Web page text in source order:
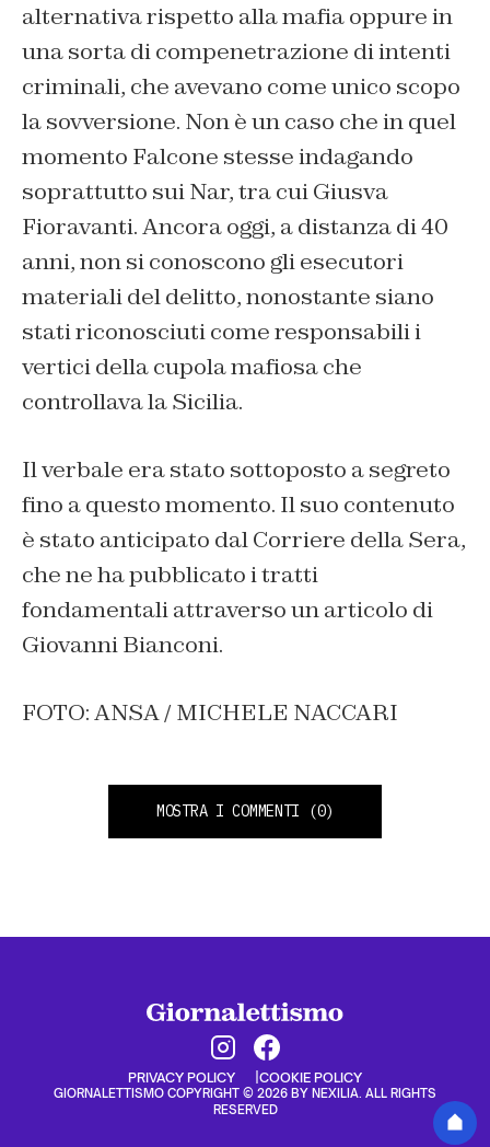
alternativa rispetto alla mafia oppure in
una sorta di compenetrazione di intenti
criminali, che avevano come unico scopo
la sovversione. Non è un caso che in quel
momento Falcone stesse indagando
soprattutto sui Nar, tra cui Giusva
Fioravanti. Ancora oggi, a distanza di 40
anni, non si conoscono gli esecutori
materiali del delitto, nonostante siano
stati riconosciuti come responsabili i
vertici della cupola mafiosa che
controllava la Sicilia.
Il verbale era stato sottoposto a segreto
fino a questo momento. Il suo contenuto
è stato anticipato dal Corriere della Sera,
che ne ha pubblicato i tratti
fondamentali attraverso un articolo di
Giovanni Bianconi.
FOTO: ANSA / MICHELE NACCARI
MOSTRA I COMMENTI (0)
PRIVACY POLICY COOKIE POLICY
GIORNALETTISMO COPYRIGHT © 2026 BY NEXILIA. ALL RIGHTS
RESERVED